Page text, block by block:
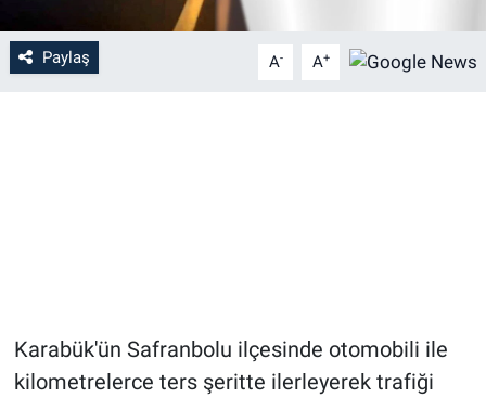
Paylaş A- A+
Karabük'ün Safranbolu ilçesinde otomobili ile
kilometrelerce ters şeritte ilerleyerek trafiği